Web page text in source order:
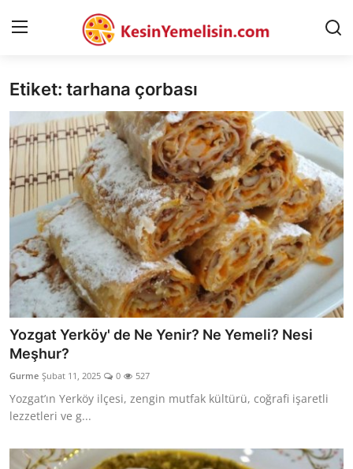
AnaSayfa
Gizlilik Sözleşmesi
Rüya Tabirleri
Diyet & Sağlıklı Beslenme
İletişim
Şehirler
Helal Gıda & Dini Hükümler
Gıda Güvenliği & Bilimi
Kalori & Diyet Rehberi
Mutfak Püf Noktaları & İpuçları
Mekan & Lezzet Rotaları
Etiket: tarhana çorbası
Yozgat Yerköy' de Ne Yenir? Ne Yemeli? Nesi
Meşhur?
Gurme Şubat 11, 2025 0 527
Yozgat’ın Yerköy ilçesi, zengin mutfak kültürü, coğrafi işaretli
lezzetleri ve g...